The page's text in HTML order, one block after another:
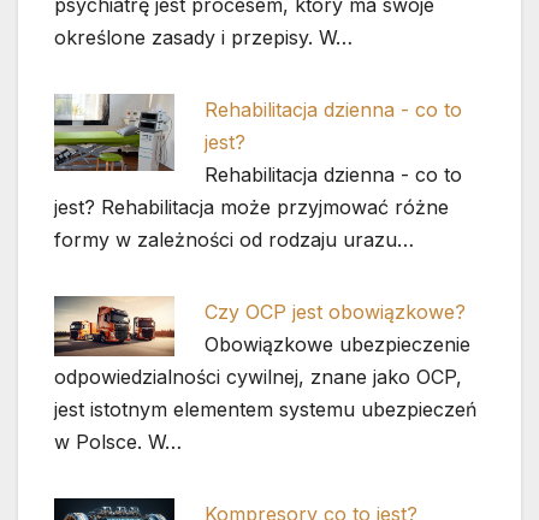
psychiatrę jest procesem, który ma swoje
określone zasady i przepisy. W…
Rehabilitacja dzienna - co to
jest?
Rehabilitacja dzienna - co to
jest? Rehabilitacja może przyjmować różne
formy w zależności od rodzaju urazu…
Czy OCP jest obowiązkowe?
Obowiązkowe ubezpieczenie
odpowiedzialności cywilnej, znane jako OCP,
jest istotnym elementem systemu ubezpieczeń
w Polsce. W…
Kompresory co to jest?